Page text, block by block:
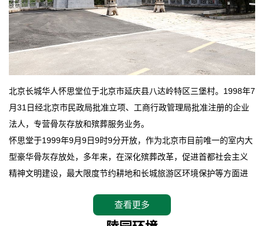
北京长城华人怀思堂位于北京市延庆县八达岭特区三堡村。1998年7
月31日经北京市民政局批准立项、工商行政管理局批准注册的企业
法人，专营骨灰存放和殡葬服务业务。
怀思堂于1999年9月9日9时9分开放，作为北京市目前唯一的室内大
型豪华骨灰存放处，多年来，在深化殡葬改革，促进首都社会主义
精神文明建设，最大限度节约耕地和长城旅游区环境保护等方面进
怀思堂辖区面积15万平方米，整体建筑面积5．8万平方米。主体建
筑有：怀思堂豪华墓室、礼祭大厅、随缘阁、百家姓觅宗长廊等。
查看更多